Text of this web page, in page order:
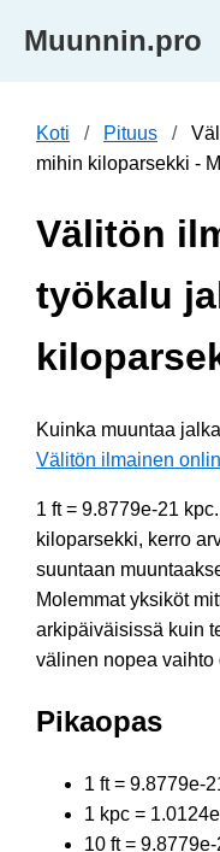
Muunnin.pro
Koti Pituus
mihin kiloparsekki -
Välitön
työkalu
Kuinka muuntaa
Välitön ilmainen
1 ft = 9.8779e-21
kiloparsekki, kerro
suuntaan
Molemmat yksiköt
arkipäiväisissä kuin
välinen nopea
Pikaopas
1 ft = 9.8779e-
1 kpc =
10 ft =